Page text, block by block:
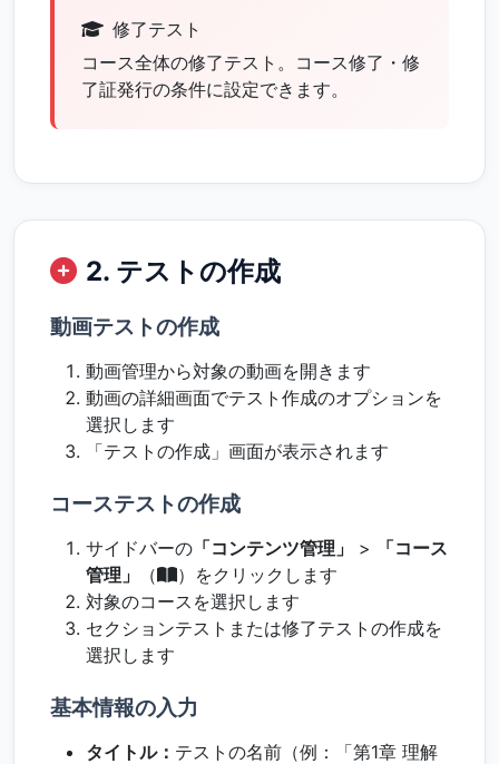
修了テスト
コース全体の修了テスト。コース修了・修
了証発行の条件に設定できます。
2. テストの作成
動画テストの作成
動画管理から対象の動画を開きます
動画の詳細画面でテスト作成のオプションを
選択します
「テストの作成」画面が表示されます
コーステストの作成
サイドバーの 「コンテンツ管理」 >
「コース
管理」
（
）をクリックします
対象のコースを選択します
セクションテストまたは修了テストの作成を
選択します
基本情報の入力
タイトル： テストの名前（例：「第1章 理解